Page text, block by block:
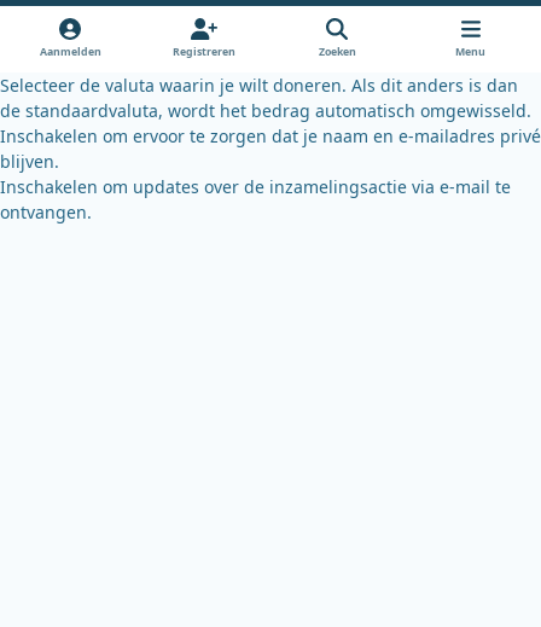
o
k
b
k
y
Aanmelden Registreren Zoeken Menu
Selecteer de valuta waarin je wilt doneren. Als dit anders is dan
de standaardvaluta, wordt het bedrag automatisch omgewisseld.
Inschakelen om ervoor te zorgen dat je naam en e-mailadres privé
blijven.
Inschakelen om updates over de inzamelingsactie via e-mail te
ontvangen.